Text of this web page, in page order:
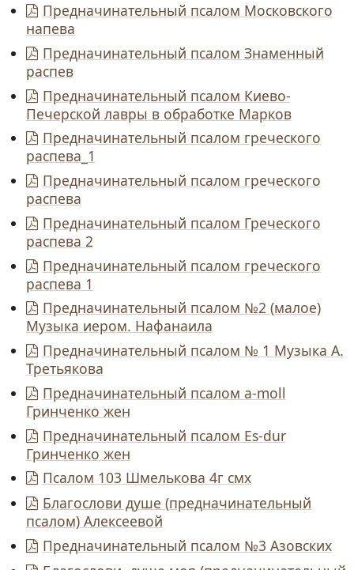
Предначинательный псалом Московского
напева
Предначинательный псалом Знаменный
распев
Предначинательный псалом Киево-
Печерской лавры в обработке Марков
Предначинательный псалом греческого
распева_1
Предначинательный псалом греческого
распева
Предначинательный псалом Греческого
распева 2
Предначинательный псалом греческого
распева 1
Предначинательный псалом №2 (малое)
Музыка иером. Нафанаила
Предначинательный псалом № 1 Музыка А.
Третьякова
Предначинательный псалом a-moll
Гринченко жен
Предначинательный псалом Es-dur
Гринченко жен
Псалом 103 Шмелькова 4г смх
Благослови душе (предначинательный
псалом) Алексеевой
Предначинательный псалом №3 Азовских